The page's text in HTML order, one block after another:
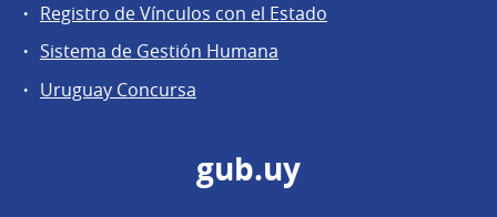
Registro de Vínculos con el Estado
Sistema de Gestión Humana
Uruguay Concursa
gub.uy